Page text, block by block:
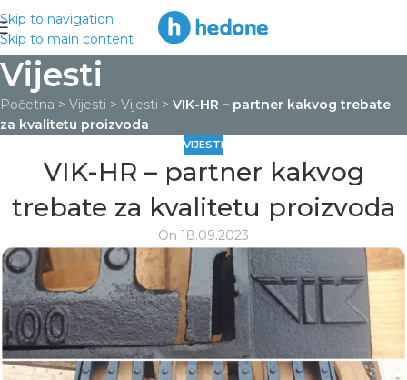
Skip to navigation
Skip to main content
Vijesti
Početna > Vijesti > Vijesti > VIK-HR – partner kakvog trebate
za kvalitetu proizvoda
VIJESTI
VIK-HR – partner kakvog
trebate za kvalitetu proizvoda
On 18.09.2023